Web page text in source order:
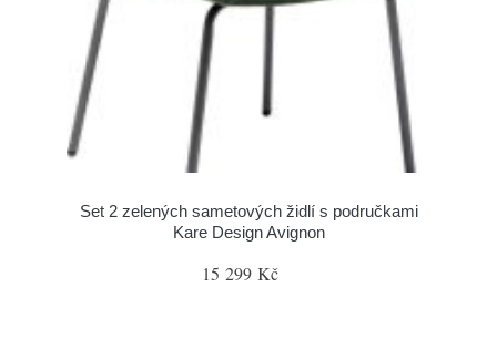
Set 2 zelených sametových židlí s područkami
Kare Design Avignon
15 299 Kč